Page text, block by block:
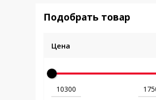
Подобрать товар
Цена